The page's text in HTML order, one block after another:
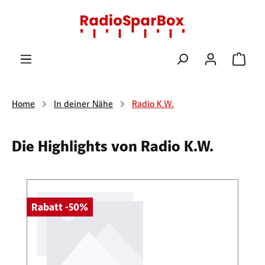
Zum Hauptinhalt springen
Home In deiner Nähe Radio K.W.
Die Highlights von Radio K.W.
Rabatt -50%